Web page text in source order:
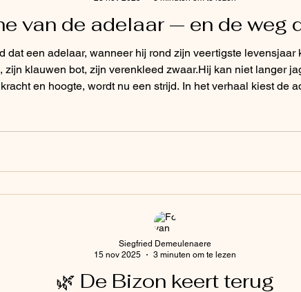
van de adelaar — en de weg
dat een adelaar, wanneer hij rond zijn veertigste levensjaar
zijn klauwen bot, zijn verenkleed zwaar.Hij kan niet langer
en hoogte, wordt nu een strijd. In het verhaal kiest de
🌿 De Bizon keert terug
Siegfried Demeulenaere
15 nov 2025
3 minuten om te lezen